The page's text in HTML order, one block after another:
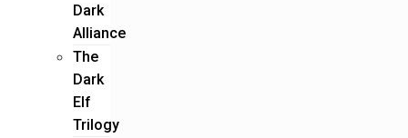
Dark
Alliance
The
Dark
Elf
Trilogy